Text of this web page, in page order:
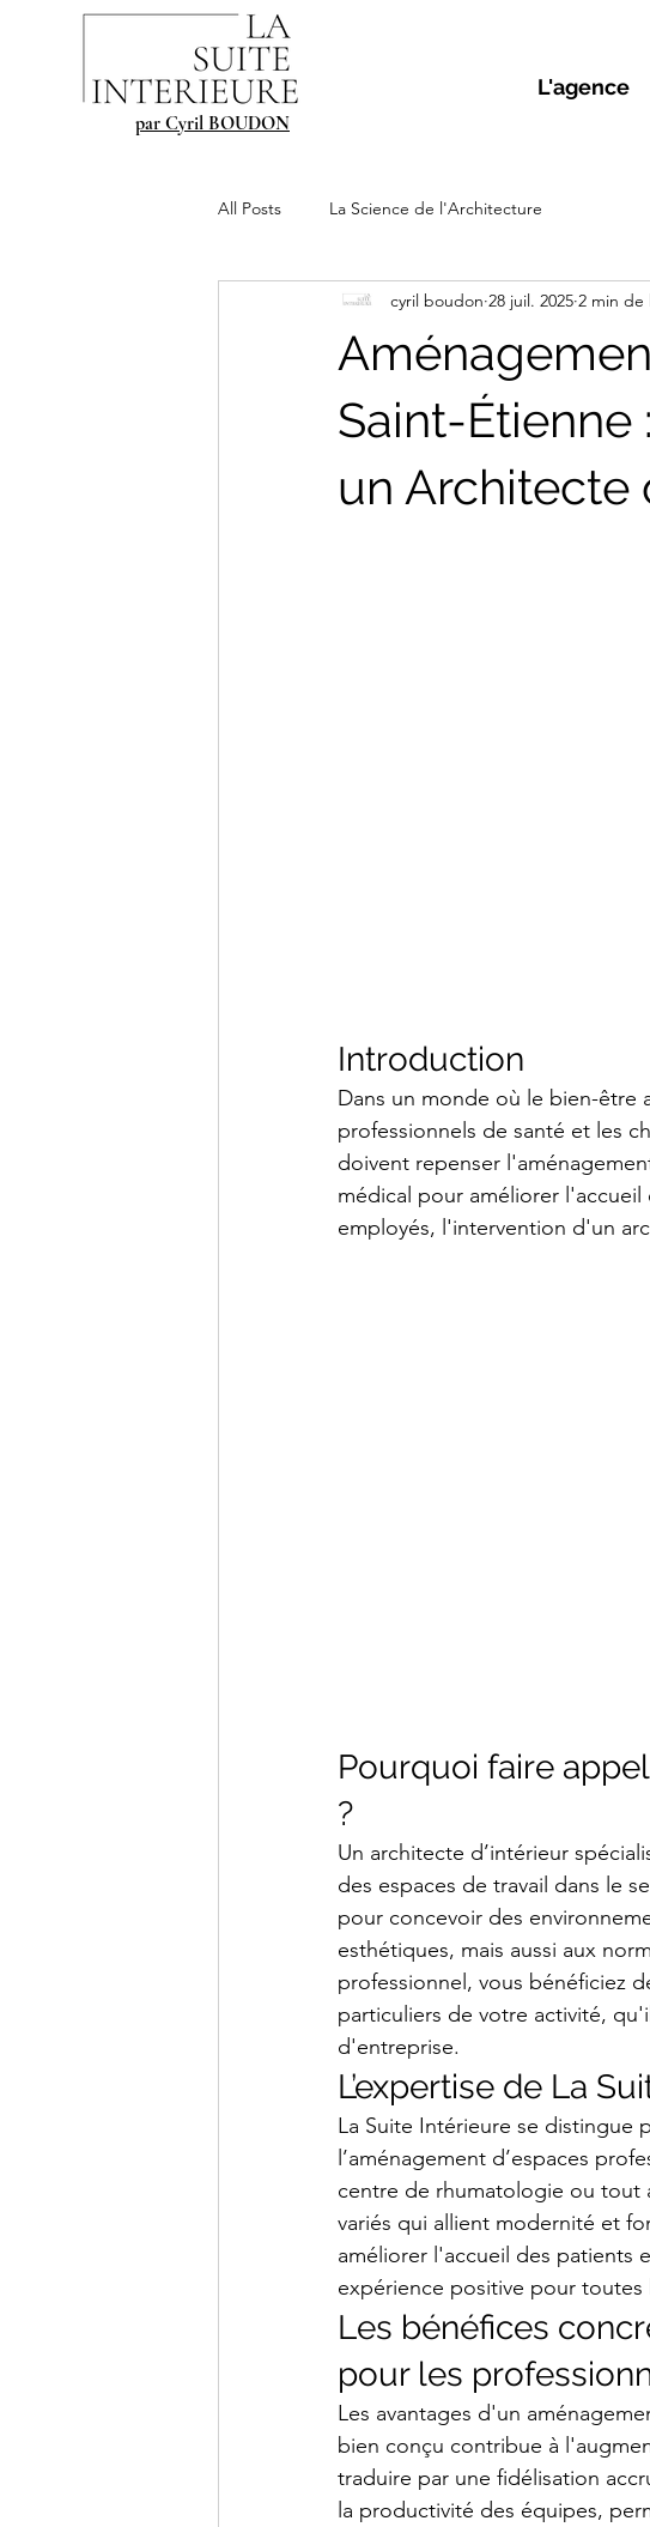
L'agence
par Cyril BOUDON
All Posts La Science de l'Architecture
Saint-Étienne
un Architecte
cyril boudon 28 juil. 2025 2 min de
Introduction
Dans un monde où le bien-être
professionnels de santé et les
doivent repenser
médical pour améliorer
employés, l'intervention d'un
Pourquoi faire
?
Un architecte d’intérieur
des espaces de travail dans le
pour concevoir des
esthétiques, mais aussi aux
professionnel, vous bénéficiez
particuliers de votre activité,
d'entreprise.
L’expertise de La
La Suite Intérieure se distingue
l’aménagement d’espaces
centre de rhumatologie ou tout
variés qui allient modernité et
améliorer l'accueil des patients
expérience positive pour toutes
Les bénéfices
pour les
Les avantages d'un
bien conçu contribue à
traduire par une fidélisation
la productivité des équipes,